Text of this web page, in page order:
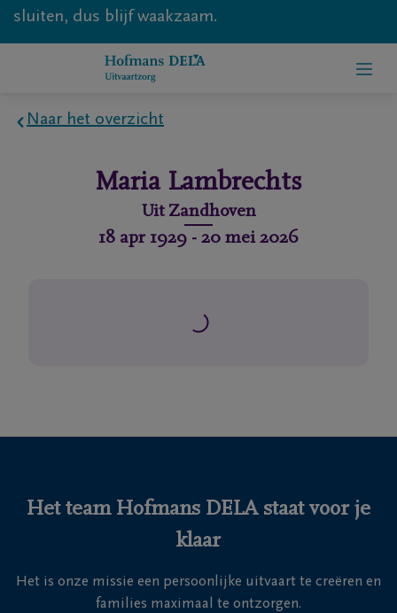
sluiten, dus blijf waakzaam.
Naar het overzicht
Maria Lambrechts
Uit Zandhoven
18 apr 1929 - 20 mei 2026
Het team Hofmans DELA staat voor je
klaar
Het is onze missie een persoonlijke uitvaart te creëren en
families maximaal te ontzorgen.